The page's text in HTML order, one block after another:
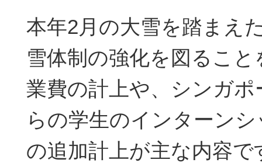
本年2月の大雪を踏まえ
雪体制の強化を図るこ
業費の計上や、シンガポ
らの学生のインターン
の追加計上が主な内容で